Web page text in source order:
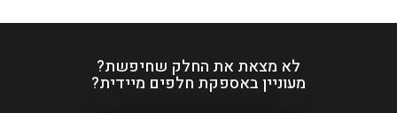
לא מצאת את החלק שחיפשת?
מעוניין באספקת חלפים מיידית?